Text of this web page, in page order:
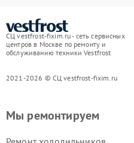
СЦ vestfrost-fixim.ru - сеть сервисных
центров в Москве по ремонту и
обслуживанию техники Vestfrost
2021-2026 © СЦ vestfrost-fixim.ru
Мы ремонтируем